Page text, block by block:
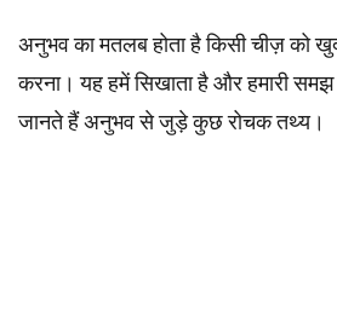
अनुभव का मतलब होता है किसी चीज़ को
करना। यह हमें सिखाता है और हमारी
जानते हैं अनुभव से जुड़े कुछ रोचक तथ्य।